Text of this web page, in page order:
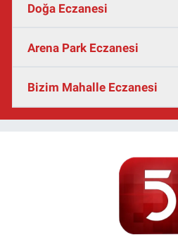
Doğa Eczanesi
Arena Park Eczanesi
Bizim Mahalle Eczanesi